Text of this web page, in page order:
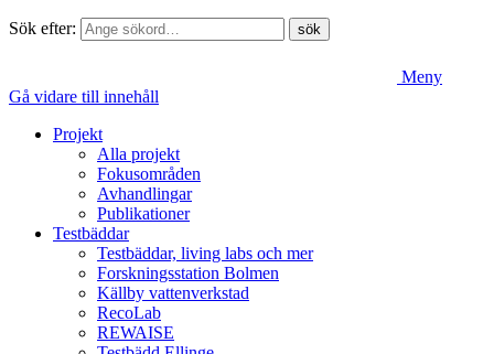
Sök efter:
Meny
Gå vidare till innehåll
Projekt
Alla projekt
Fokusområden
Avhandlingar
Publikationer
Testbäddar
Testbäddar, living labs och mer
Forskningsstation Bolmen
Källby vattenverkstad
RecoLab
REWAISE